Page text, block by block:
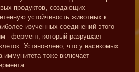
продуктов, создающих
устойчивость животных к
изученных соединений этого
- фермент, который разрушает
Установлено, что у насекомых
иммунитета тоже включает